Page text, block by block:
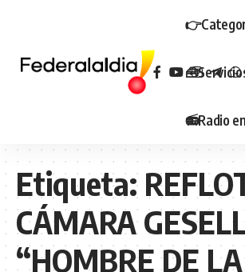
📻Radio
Etiqueta:
CÁMARA
“HOMBRE DE LA